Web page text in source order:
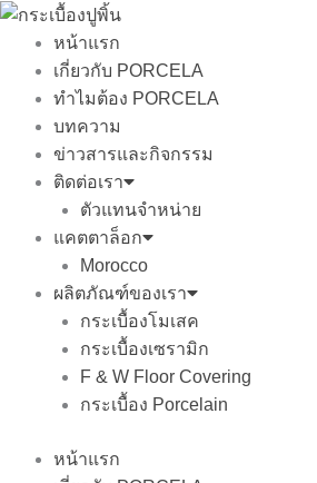
Skip
content
หน้าแรก
เกี่ยวกับ PORCELA
ทำไมต้อง PORCELA
บทความ
ข่าวสารและกิจกรรม
ติดต่อเรา
ตัวแทนจำหน่าย
แคตตาล็อก
Morocco
ผลิตภัณฑ์ของเรา
กระเบื้องโมเสค
กระเบื้องเซรามิก
F & W Floor Covering
กระเบื้อง Porcelain
หน้าแรก